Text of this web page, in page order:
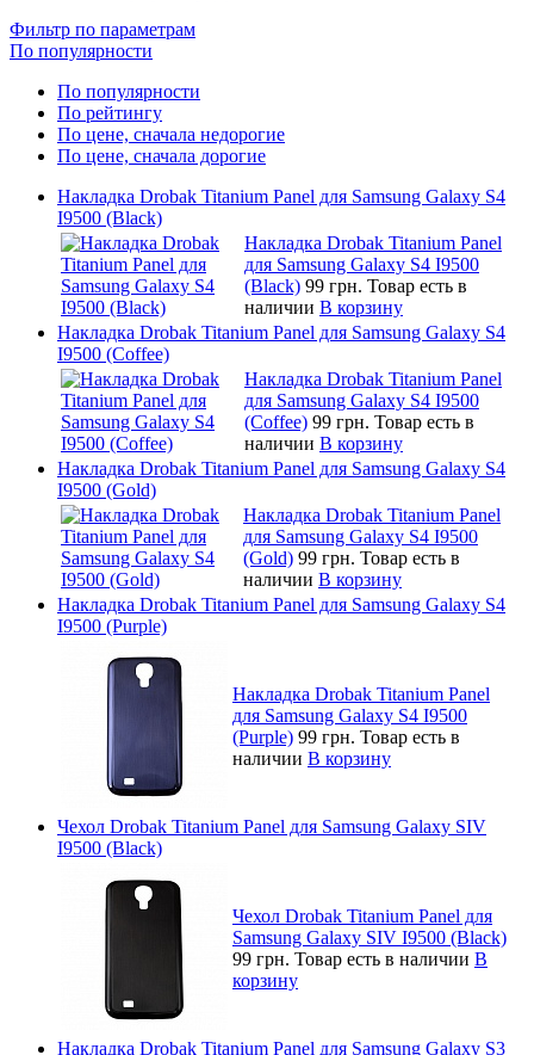
Фильтр по параметрам
По популярности
По популярности
По рейтингу
По цене, сначала недорогие
По цене, сначала дорогие
Накладка Drobak Titanium Panel для Samsung Galaxy S4
I9500 (Black)
Накладка Drobak Titanium Panel
для Samsung Galaxy S4 I9500
(Black) 99 грн. Товар есть в
наличии В корзину
Накладка Drobak Titanium Panel для Samsung Galaxy S4
I9500 (Coffee)
Накладка Drobak Titanium Panel
для Samsung Galaxy S4 I9500
(Coffee) 99 грн. Товар есть в
наличии В корзину
Накладка Drobak Titanium Panel для Samsung Galaxy S4
I9500 (Gold)
Накладка Drobak Titanium Panel
для Samsung Galaxy S4 I9500
(Gold) 99 грн. Товар есть в
наличии В корзину
Накладка Drobak Titanium Panel для Samsung Galaxy S4
I9500 (Purple)
Накладка Drobak Titanium Panel
для Samsung Galaxy S4 I9500
(Purple) 99 грн. Товар есть в
наличии В корзину
Чехол Drobak Titanium Panel для Samsung Galaxy SIV
I9500 (Black)
Чехол Drobak Titanium Panel для
Samsung Galaxy SIV I9500 (Black)
99 грн. Товар есть в наличии В
корзину
Накладка Drobak Titanium Panel для Samsung Galaxy S3